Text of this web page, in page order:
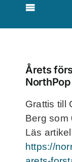
Toggle
Årets
Grattis till
Berg som
Läs
https://